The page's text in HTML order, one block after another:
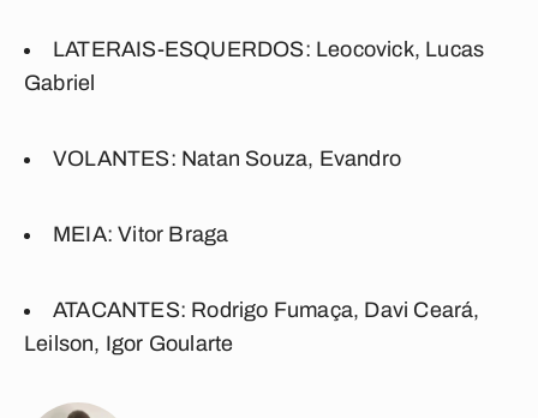
LATERAIS-ESQUERDOS: Leocovick, Lucas
Gabriel
VOLANTES: Natan Souza, Evandro
MEIA:Vitor Braga
ATACANTES: Rodrigo Fumaça, Davi Ceará,
Leilson, Igor Goularte